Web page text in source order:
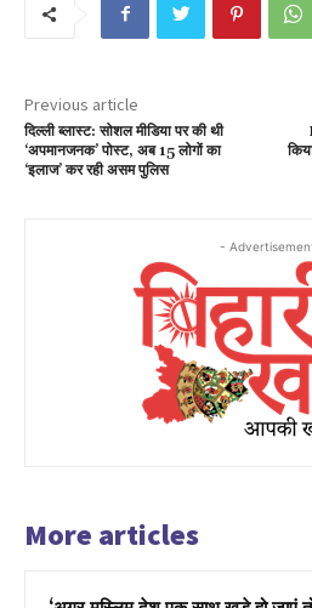
Previous article
दिल्ली ब्लास्ट: सोशल मीडिया पर की थी
‘अपमानजनक’ पोस्ट, अब 15 लोगों का
‘इलाज’ कर रही असम पुलिस
-
More articles